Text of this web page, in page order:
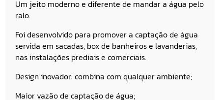
Um jeito moderno e diferente de mandar a água pelo
ralo.
Foi desenvolvido para promover a captação de água
servida em sacadas, box de banheiros e lavanderias,
nas instalações prediais e comerciais.
Design inovador: combina com qualquer ambiente;
Maior vazão de captação de água;